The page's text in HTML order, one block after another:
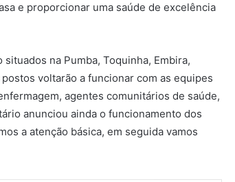
e proporcionar uma saúde de excelência
na Pumba, Toquinha, Embira,
voltarão a funcionar com as equipes
agentes comunitários de saúde,
anunciou ainda o funcionamento dos
a atenção básica, em seguida vamos